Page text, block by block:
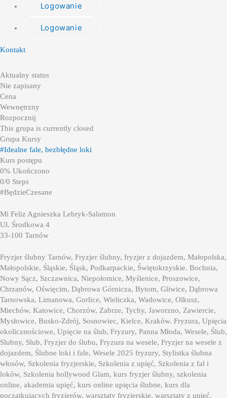
Logowanie
Logowanie
Kontakt
Aktualny status
Nie zapisany
Cena
Wewnętrzny
Rozpocznij
This grupa is currently closed
Grupa Kursy
#Idealne fale, bezbłędne loki
Kurs postępu
0% Ukończono
0/0 Steps
#BędzieCzesane
Mi Feliz Agnieszka Lebryk-Salamon
Ul. Środkowa 4
33-100 Tarnów
Fryzjer ślubny Tarnów, Fryzjer ślubny, fryzjer z dojazdem, Małopolska,
Małopolskie, Śląskie, Śląsk, Podkarpackie, Świętokrzyskie. Bochnia,
Nowy Sącz, Szczawnica, Niepołomice, Myślenice, Proszowice,
Chrzanów, Oświęcim, Dąbrowa Górnicza, Bytom, Gliwice, Dąbrowa
Tarnowska, Limanowa, Gorlice, Wieliczka, Wadowice, Olkusz,
Miechów, Katowice, Chorzów, Zabrze, Tychy, Jaworzno, Zawiercie,
Mysłowice, Busko-Zdrój, Sosnowiec, Kielce, Kraków. Fryzura, Upięcia
okolicznościowe, Upięcie na ślub, Fryzury, Panna Młoda, Wesele, Ślub,
Slubny, Slub, Fryzjer do ślubu, Fryzura na wesele, Fryzjer na wesele z
dojazdem, Ślubne loki i fale, Wesele 2025 fryzury, Stylistka ślubna
włosów, Szkolenia fryzjerskie, Szkolenia z upięć, Szkolenia z fal i
loków, Szkolenia hollywood Glam, kurs fryzjer ślubny, szkolenia
online, akademia upięć, kurs online upięcia ślubne, kurs dla
początkujących fryzjerów, warsztaty fryzjerskie, warsztaty z upięć.